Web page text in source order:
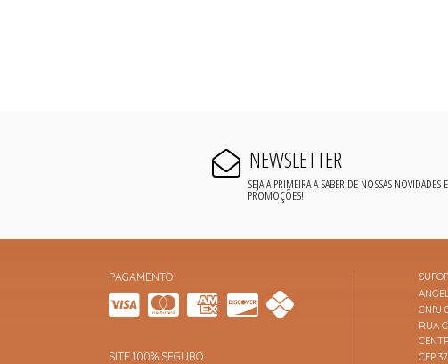
NEWSLETTER
SEJA A PRIMEIRA A SABER DE NOSSAS NOVIDADES E
PROMOÇÕES!
PAGAMENTO
SITE 100% SEGURO
CNPJ
RUA
CEP